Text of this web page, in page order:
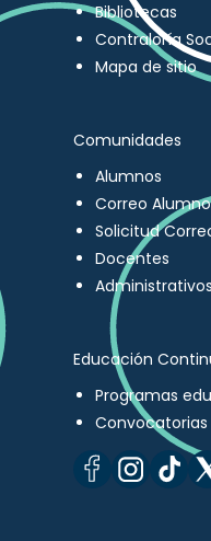
Bibliotecas
Contraloría
Mapa de sitio
Comunidades
Alumnos
Correo
Solicitud
Docentes
Administrativos
Educación
Programas
Convocatorias